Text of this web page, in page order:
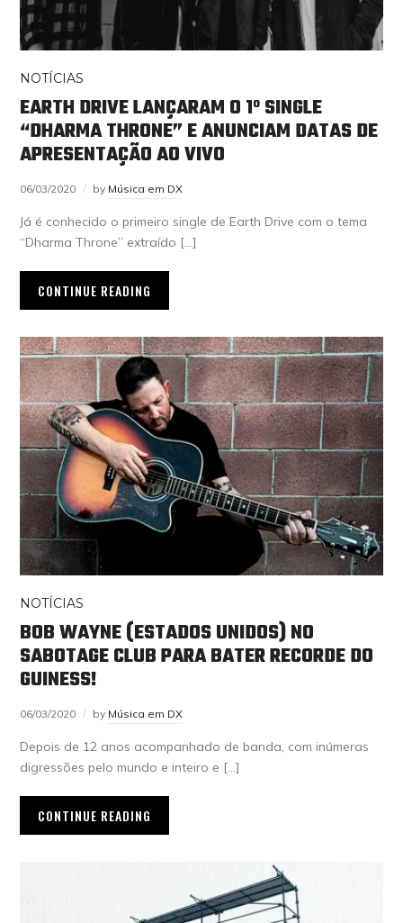
NOTÍCIAS
EARTH DRIVE LANÇARAM O 1º SINGLE
“DHARMA THRONE” E ANUNCIAM DATAS DE
APRESENTAÇÃO AO VIVO
06/03/2020 by Música em DX
Já é conhecido o primeiro single de Earth Drive com o tema
“Dharma Throne” extraído […]
CONTINUE READING
NOTÍCIAS
BOB WAYNE (ESTADOS UNIDOS) NO
SABOTAGE CLUB PARA BATER RECORDE DO
GUINESS!
06/03/2020 by Música em DX
Depois de 12 anos acompanhado de banda, com inúmeras
digressões pelo mundo e inteiro e […]
CONTINUE READING